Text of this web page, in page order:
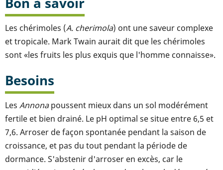
Les chérimoles (A. cherimola) ont une saveur complexe
et tropicale. Mark Twain aurait dit que les chérimoles
sont «les fruits les plus exquis que l'homme connaisse».
Besoins
Les Annonapoussent mieux dans un sol modérément
fertile et bien drainé. Le pH optimal se situe entre 6,5 et
7,6. Arroser de façon spontanée pendant la saison de
croissance, et pas du tout pendant la période de
dormance. S'abstenir d'arroser en excès, car le